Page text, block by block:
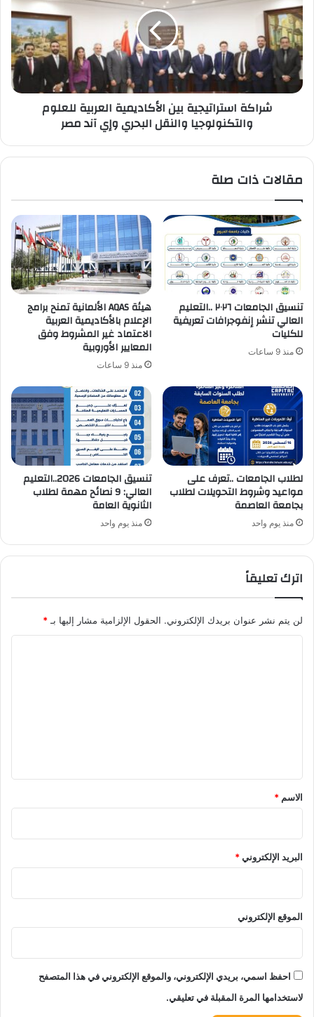
بين
الأكاديمية
العربية
للعلوم
والتكنولوجيا
والنقل
البحري
شراكة استراتيجية بين الأكاديمية العربية للعلوم
والتكنولوجيا والنقل البحري وإي آند مصر
مقالات ذات صلة
تنسيق الجامعات ٢٠٢٦ ..التعليم
العالي تنشر إنفوجرافات تعريفية
للكليات
منذ 9 ساعات
هيئة AQAS الألمانية تمنح برامج
الإعلام بالأكاديمية العربية
الاعتماد غير المشروط وفق
المعايير الأوروبية
منذ 9 ساعات
لطلاب الجامعات ..تعرف على
مواعيد وشروط التحويلات لطلاب
بجامعة العاصمة
منذ يوم واحد
تنسيق الجامعات 2026..التعليم
العالي: 9 نصائح مهمة لطلاب
الثانوية العامة
منذ يوم واحد
اترك تعليقاً
لن يتم نشر عنوان بريدك الإلكتروني. الحقول الإلزامية مشار إليها بـ *
*
الاسم *
البريد الإلكتروني*
الموقع الإلكتروني
احفظ اسمي، بريدي الإلكتروني، والموقع الإلكتروني في هذا المتصفح
لاستخدامها المرة المقبلة في تعليقي.